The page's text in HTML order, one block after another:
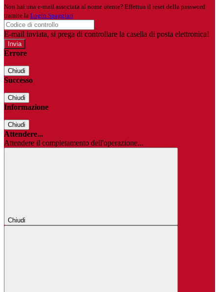
Non hai una e-mail associata al nome utente? Effettua il reset della password
tramite la Login Spaggiari
E-mail inviata, si prega di controllare la casella di posta elettronica!
Errore
Chiudi
Successo
Chiudi
Informazione
Chiudi
Attendere...
Attendere il completamento dell'operazione...
Chiudi